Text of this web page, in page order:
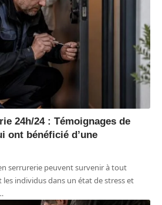
24h/24 : Témoignages de
ont bénéficié d’une
serrurerie peuvent survenir à tout
individus dans un état de stress et